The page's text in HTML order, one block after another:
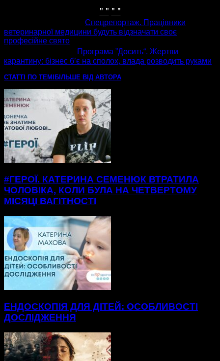
" " " "
Спецрепортаж. Працівники
ветеринарної медицини будуть відзначати своє
професійне свято
Програма ”Досить“. Жертви
карантину: бізнес б’є на сполох, влада розводить руками
СТАТТІ ПО ТЕМІ БІЛЬШЕ ВІД АВТОРА
#ГЕРОЇ. КАТЕРИНА СЕМЕНЮК ВТРАТИЛА
ЧОЛОВІКА, КОЛИ БУЛА НА ЧЕТВЕРТОМУ
МІСЯЦІ ВАГІТНОСТІ
ЕНДОСКОПІЯ ДЛЯ ДІТЕЙ: ОСОБЛИВОСТІ
ДОСЛІДЖЕННЯ